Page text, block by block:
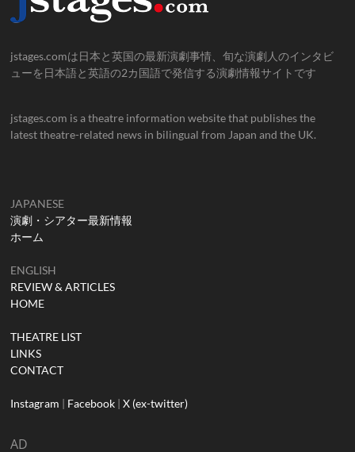
jstages.comは日本と英国の最新演劇事情、旬な演劇人のインタビ
ューを日本語と英語の2カ国語で発信する演劇情報サイトです
jstages.com is a theatre information website that publishes the
latest theatre-related news in bilingual from Japan and the UK.
JAPANESE
演劇・シアター最新情報
ホーム
ENGLISH
REVIEW & ARTICLES
HOME
THEATRE LIST
LINKS
CONTACT
Instagram | Facebook |X (ex-twitter)
AD